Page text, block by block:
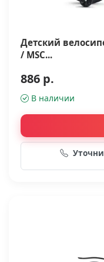
Детский
/ MSC...
886 р.
В наличии